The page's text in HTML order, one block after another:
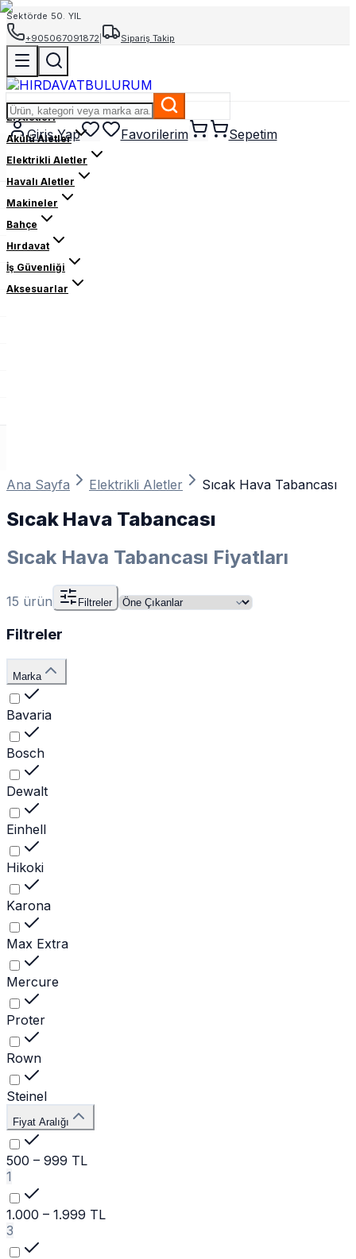
Sektörde 50. YIL
+905067091872
Sipariş Takip
Giriş Yap Favorilerim Sepetim
El Aletleri
Akülü Aletler
Elektrikli Aletler
Havalı Aletler
Makineler
Bahçe
Hırdavat
İş Güvenliği
Aksesuarlar
Ana Sayfa Elektrikli Aletler Sıcak Hava Tabancası
Sıcak Hava Tabancası
Sıcak Hava Tabancası Fiyatları
15 ürün Filtreler
Filtreler
Marka
Bavaria
Bosch
Dewalt
Einhell
Hikoki
Karona
Max Extra
Mercure
Proter
Rown
Steinel
Fiyat Aralığı
500 – 999 TL
1
1.000 – 1.999 TL
3